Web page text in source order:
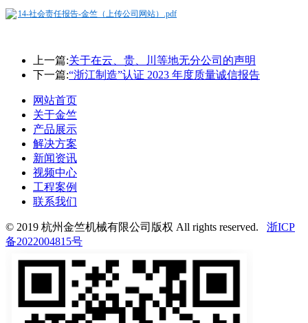
14-社会责任报告-金竺（上传公司网站）.pdf
上一篇:关于在云、贵、川等地无分公司的声明
下一篇:“浙江制造”认证 2023 年度质量诚信报告
网站首页
关于金竺
产品展示
解决方案
新闻资讯
视频中心
工程案例
联系我们
© 2019 杭州金竺机械有限公司版权 All rights reserved. 浙ICP
备2022004815号